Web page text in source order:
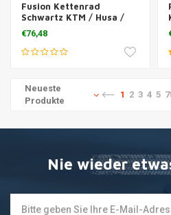
Fusion Kettenrad
Schwartz KTM / Husa /
Husq
€76,48
Neueste
Produkte
1 2 3 4 5
Nie wieder